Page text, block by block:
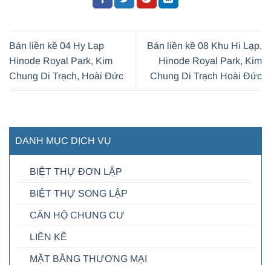
Bán liền kề 04 Hy Lạp
Hinode Royal Park, Kim
Chung Di Trạch, Hoài Đức
Bán liền kề 08 Khu Hi Lạp,
Hinode Royal Park, Kim
Chung Di Trạch Hoài Đức
DANH MỤC DỊCH VỤ
BIỆT THỰ ĐƠN LẬP
BIỆT THỰ SONG LẬP
CĂN HỘ CHUNG CƯ
LIỀN KỀ
MẶT BẰNG THƯƠNG MẠI